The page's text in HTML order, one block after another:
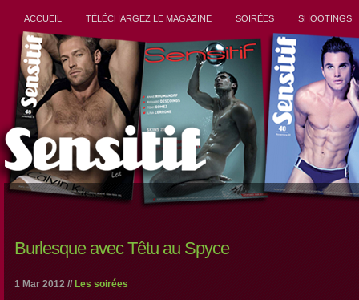
ACCUEIL TÉLÉCHARGEZ LE MAGAZINE SOIRÉES SHOOTINGS
Burlesque avec Têtu au Spyce
1 Mar 2012 // Les soirées